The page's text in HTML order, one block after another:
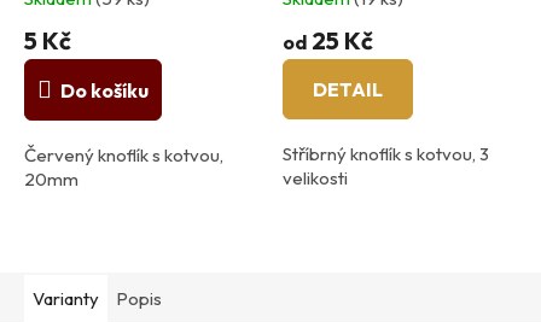
5 Kč
Do košíku
Červený knoflík s kotvou,
20mm
od 25 Kč
DETAIL
Stříbrný knoflík s kotvou, 3
velikosti
Varianty Popis